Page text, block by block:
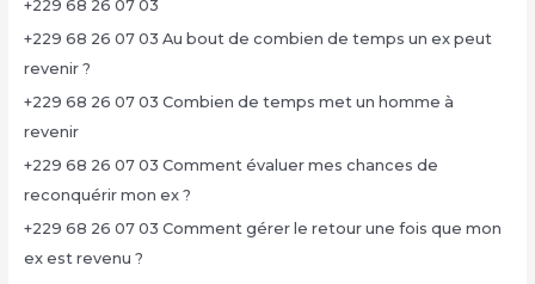
+229 68 26 07 03
+229 68 26 07 03 Au bout de combien de temps un ex peut
revenir ?
+229 68 26 07 03 Combien de temps met un homme à
revenir
+229 68 26 07 03 Comment évaluer mes chances de
reconquérir mon ex ?
+229 68 26 07 03 Comment gérer le retour une fois que mon
ex est revenu ?